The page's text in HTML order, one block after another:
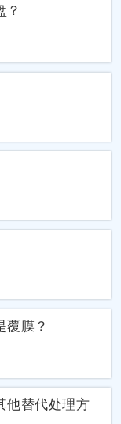
？
覆膜？
他替代处理方